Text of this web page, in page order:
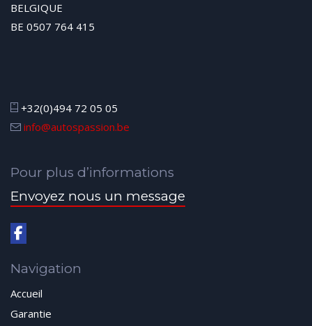
BELGIQUE
BE 0507 764 415
+32(0)494 72 05 05
info@autospassion.be
Pour plus d’informations
Envoyez nous un message
Navigation
Accueil
Garantie